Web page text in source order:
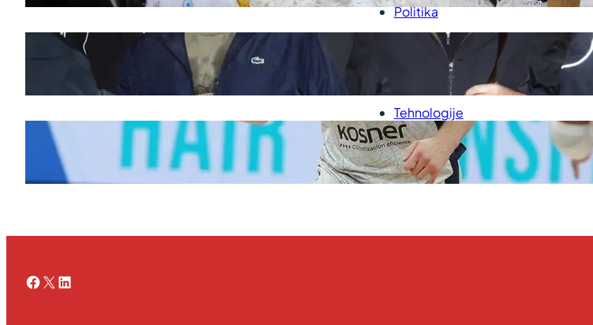
Doček legende Željka Obradovića
novembar 27, 2025
Ognjen Jaramaz u Cedevita Olimpiji, dok
Partizan doživljava promene
novembar 27, 2025
Politika
Sport
Tehnologije
Facebook
X LinkedIn